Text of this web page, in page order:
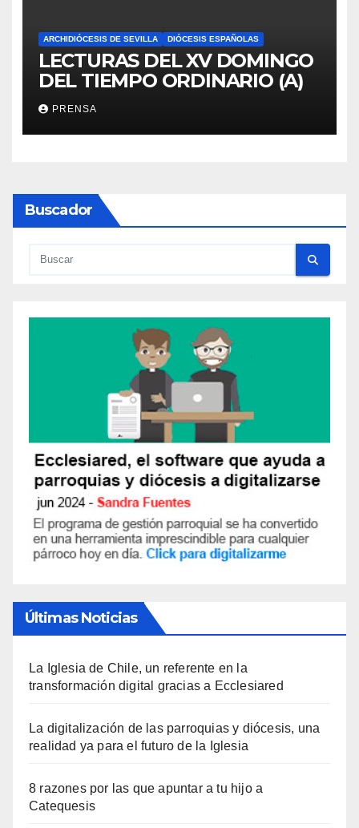
ARCHIDIÓCESIS DE SEVILLA DIÓCESIS ESPAÑOLAS
LECTURAS DEL XV DOMINGO
DEL TIEMPO ORDINARIO (A)
PRENSA
Buscador
Últimas Noticias
La Iglesia de Chile, un referente en la
transformación digital gracias a Ecclesiared
La digitalización de las parroquias y diócesis, una
realidad ya para el futuro de la Iglesia
8 razones por las que apuntar a tu hijo a
Catequesis